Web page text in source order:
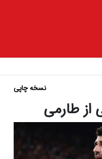
نسخه چاپی
از طارمی